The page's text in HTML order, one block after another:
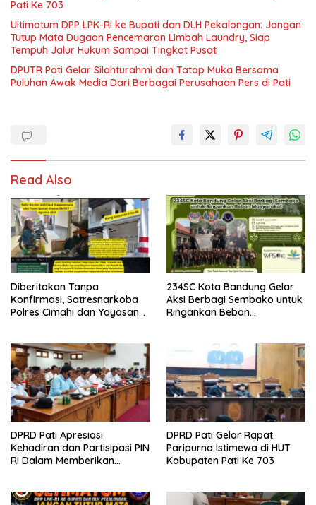
Pati Ke 703
Ultimatum DPP LPK-RI ke Bupati dan DLH Pekalongan: Jangan
Tutup Mata Dugaan Pencemaran Limbah Laundry, Siap
Tempuh Jalur Hukum Sampai Tingkat Pusat
DPUTR Pati Gelar Silahturahmi dan Tatap Muka Bersama
Puluhan Awak Media Dari Berbagai Perusahaan Pers di Pati
Read Also
Diberitakan Tanpa
Konfirmasi, Satresnarkoba
Polres Cimahi dan Yayasan
234SC Kota Bandung Gelar
Aksi Berbagi Sembako untuk
Ringankan Beban
DPRD Pati Apresiasi
Kehadiran dan Partisipasi PIN
RI Dalam Memberikan
DPRD Pati Gelar Rapat
Paripurna Istimewa di HUT
Kabupaten Pati Ke 703